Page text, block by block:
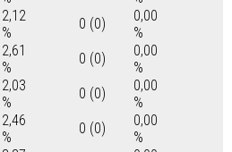
2,12
%
0 (0)
0,00
%
2,61
%
0 (0)
0,00
%
2,03
%
0 (0)
0,00
%
2,46
%
0 (0)
0,00
%